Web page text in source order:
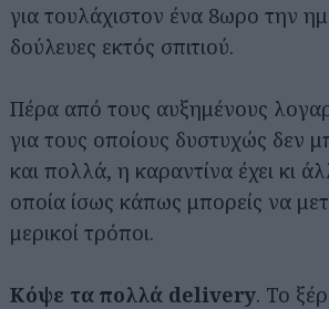
για τουλάχιστον ένα 8ωρο την
δούλευες εκτός σπιτιού.
Πέρα από τους αυξημένους
για τους οποίους δυστυχώς δεν
και πολλά, η καραντίνα έχει κι
οποία ίσως κάπως μπορείς να
μερικοί τρόποι.
Κόψε τα πολλά delivery. Το